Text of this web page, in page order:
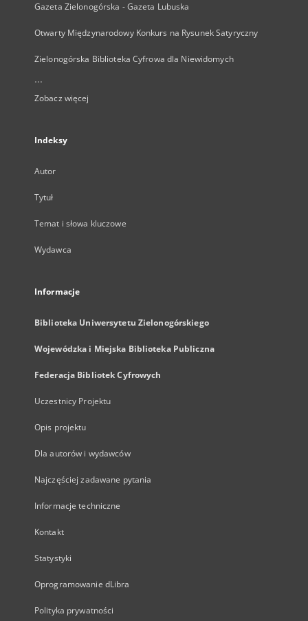
Gazeta Zielonogórska - Gazeta Lubuska
Otwarty Międzynarodowy Konkurs na Rysunek Satyryczny
Zielonogórska Biblioteka Cyfrowa dla Niewidomych
...
Zobacz więcej
Indeksy
Autor
Tytuł
Temat i słowa kluczowe
Wydawca
Informacje
Biblioteka Uniwersytetu Zielonogórskiego
Wojewódzka i Miejska Biblioteka Publiczna
Federacja Bibliotek Cyfrowych
Uczestnicy Projektu
Opis projektu
Dla autorów i wydawców
Najczęściej zadawane pytania
Informacje techniczne
Kontakt
Statystyki
Oprogramowanie dLibra
Polityka prywatności